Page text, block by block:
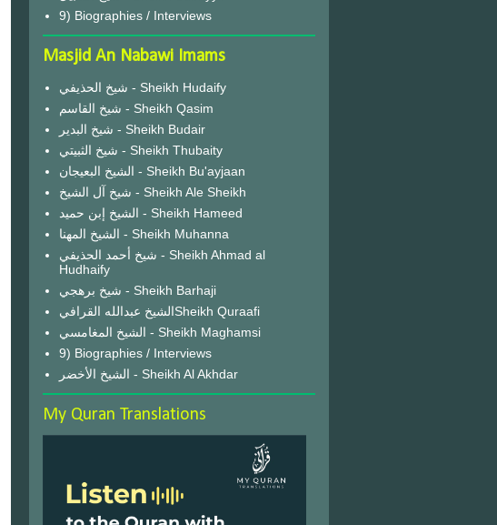
9) Biographies / Interviews
Masjid An Nabawi Imams
شيخ الحذيفي - Sheikh Hudaify
شيخ القاسم - Sheikh Qasim
شيخ البدير - Sheikh Budair
شيخ الثبيتي - Sheikh Thubaity
الشيخ البعيجان - Sheikh Bu'ayjaan
شيخ آل الشيخ - Sheikh Ale Sheikh
الشيخ إبن حميد - Sheikh Hameed
الشيخ المهنا - Sheikh Muhanna
شيخ أحمد الحذيفي - Sheikh Ahmad al
Hudhaify
شيخ برهجي - Sheikh Barhaji
الشيخ عبدالله القرافيSheikh Quraafi
الشيخ المغامسي - Sheikh Maghamsi
9) Biographies / Interviews
الشيخ الأخضر - Sheikh Al Akhdar
My Quran Translations